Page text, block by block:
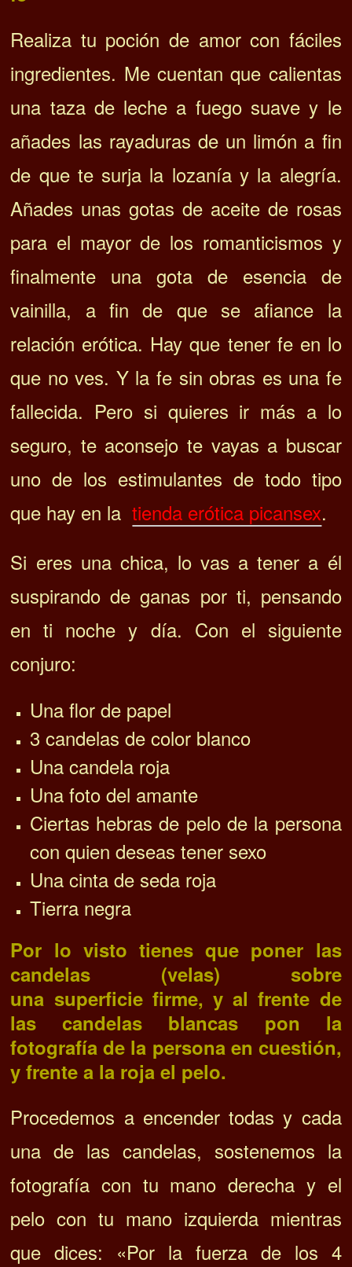
Realiza tu poción de amor con fáciles
ingredientes. Me cuentan que calientas
una taza de leche a fuego suave y le
añades las rayaduras de un limón a fin
de que te surja la lozanía y la alegría.
Añades unas gotas de aceite de rosas
para el mayor de los romanticismos y
finalmente una gota de esencia de
vainilla, a fin de que se afiance la
relación erótica. Hay que tener fe en lo
que no ves. Y la fe sin obras es una fe
fallecida. Pero si quieres ir más a lo
seguro, te aconsejo te vayas a buscar
uno de los estimulantes de todo tipo
que hay en latienda erótica picansex.
Si eres una chica, lo vas a tener a él
suspirando de ganas por ti, pensando
en ti noche y día. Con el siguiente
conjuro:
Una flor de papel
3 candelas de color blanco
Una candela roja
Una foto del amante
Ciertas hebras de pelo de la persona
con quien deseas tener sexo
Una cinta de seda roja
Tierra negra
Por lo visto tienes que poner las
candelas (velas) sobre
una superficie firme, y al frente de
las candelas blancas pon la
fotografía de la persona en cuestión,
y frente a la roja el pelo.
Procedemos a encender todas y cada
una de las candelas, sostenemos la
fotografía con tu mano derecha y el
pelo con tu mano izquierda mientras
que dices: «Por la fuerza de los 4